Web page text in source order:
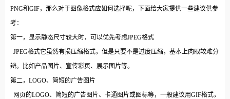
PNG和GIF，那么对于图像格式应如何选择呢，下面给大家提供一些建议供参
考：
第一，显示静态尺寸较大时，可以优先考虑JPEG格式
JPEG格式它虽然有损压缩格式，但是只要不是过度压缩，基本上肉眼较难分
辩。比如产品图片、宣传彩页、展示图片等。
第二，LOGO、简短的广告图片
网页的LOGO、简短的广告图片、卡通图片或图标等，一般建议用GIF格式，